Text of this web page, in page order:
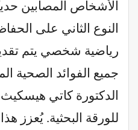
الأشخاص المصابين
النوع الثاني على
رياضية شخصي يتم
جميع الفوائد الصحية
الدكتورة كاتي
للورقة البحثية. يُعزز